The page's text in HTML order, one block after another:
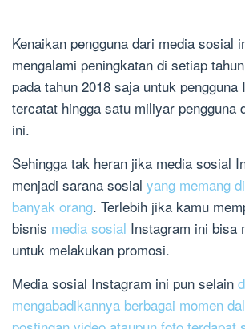
Kenaikan pengguna dari media sosial
mengalami peningkatan di setiap
pada tahun 2018 saja untuk pengguna
tercatat hingga satu miliyar pengguna
ini.
Sehingga tak heran jika media sosial
menjadi sarana sosial yang memang
banyak orang. Terlebih jika kamu
bisnis media sosial Instagram ini bisa
untuk melakukan promosi.
Media sosial Instagram ini pun selain
mengabadikannya berbagai momen